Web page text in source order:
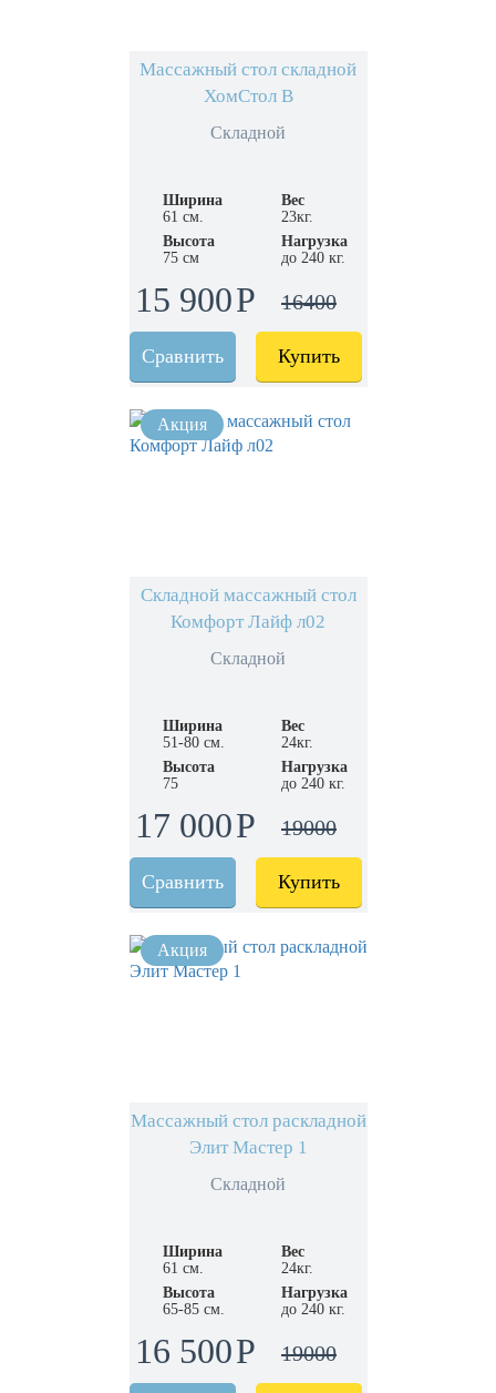
Массажный стол складной
ХомСтол B
Складной
Ширина
61 см.
Вес
23кг.
Высота
75 см
Нагрузка
до 240 кг.
15 900 16400
Сравнить Купить
Складной массажный стол
Комфорт Лайф л02
Складной
Ширина
51-80 см.
Вес
24кг.
Высота
75
Нагрузка
до 240 кг.
17 000 19000
Сравнить Купить
Массажный стол раскладной
Элит Мастер 1
Складной
Ширина
61 см.
Вес
24кг.
Высота
65-85 см.
Нагрузка
до 240 кг.
16 500 19000